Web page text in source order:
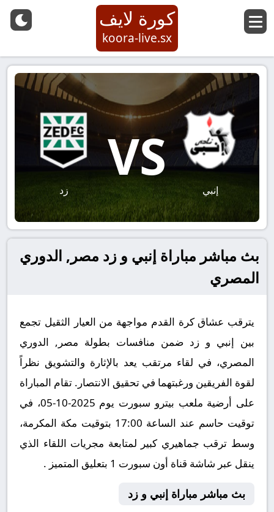
كورة لايف
koora-live.sx
إنبي
VS
زد
بث مباشر مباراة إنبي و زد مصر, الدوري
المصري
يترقب عشاق كرة القدم مواجهة من العيار الثقيل تجمع
بين إنبي و زد ضمن منافسات بطولة مصر, الدوري
المصري، في لقاء مرتقب يعد بالإثارة والتشويق نظراً
لقوة الفريقين ورغبتهما في تحقيق الانتصار. تقام المباراة
على أرضية ملعب بيترو سبورت يوم 2025-10-05، في
توقيت حاسم عند الساعة 17:00 بتوقيت مكة المكرمة،
وسط ترقب جماهيري كبير لمتابعة مجريات اللقاء الذي
ينقل عبر شاشة قناة أون سبورت 1 بتعليق المتميز .
بث مباشر مباراة إنبي و زد